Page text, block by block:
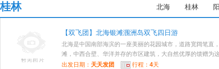
桂林 北海 桂林
【双飞团】北海银滩涠洲岛双飞四日游
北海是中国南部海滨的一座美丽的花园城市，道路宽阔笔直
滩，中西合壁、华洋并存的市区建筑，大自然优厚的馈赠为
出发日期： 天天发团 行程： 4天